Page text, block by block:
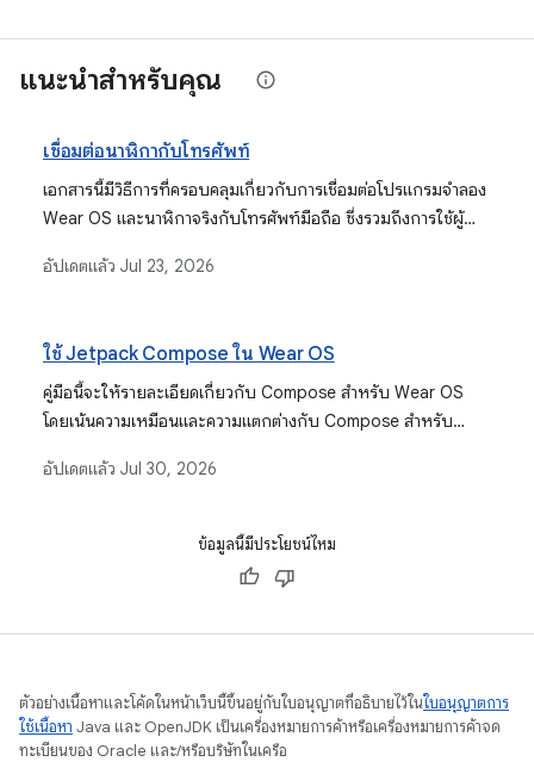
แนะนำสำหรับคุณ
เชื่อมต่อนาฬิกากับโทรศัพท์
เอกสารนี้มีวิธีการที่ครอบคลุมเกี่ยวกับการเชื่อมต่อโปรแกรมจำลอง
Wear OS และนาฬิกาจริงกับโทรศัพท์มือถือ ซึ่งรวมถึงการใช้ผู้
ตนเอง และการตั้งค่าแอปที่ใช้ร่วมกันสำหรับอุปกรณ์ Android และ
อัปเดตแล้ว Jul 23, 2026
ใช้ Jetpack Compose ใน Wear OS
คู่มือนี้จะให้รายละเอียดเกี่ยวกับ Compose สำหรับ Wear OS
โดยเน้นความเหมือนและความแตกต่างกับ Compose สำหรับ
ผู้ใช้สำหรับแอป Wear OS
อัปเดตแล้ว Jul 30, 2026
ข้อมูลนี้มีประโยชน์ไหม
ตัวอย่างเนื้อหาและโค้ดในหน้าเว็บนี้ขึ้นอยู่กับใบอนุญาตที่อธิบายไว้ในใบอนุญาตการ
ใช้เนื้อหา Java และ OpenJDK เป็นเครื่องหมายการค้าหรือเครื่องหมายการค้าจด
ทะเบียนของ Oracle และ/หรือบริษัทในเครือ